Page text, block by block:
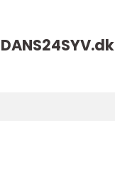
DANS24SYV.dk